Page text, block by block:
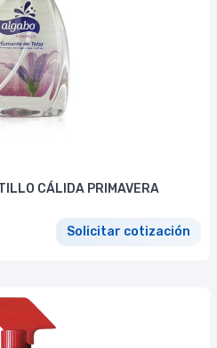
CÁLIDA PRIMAVERA
Solicitar cotización